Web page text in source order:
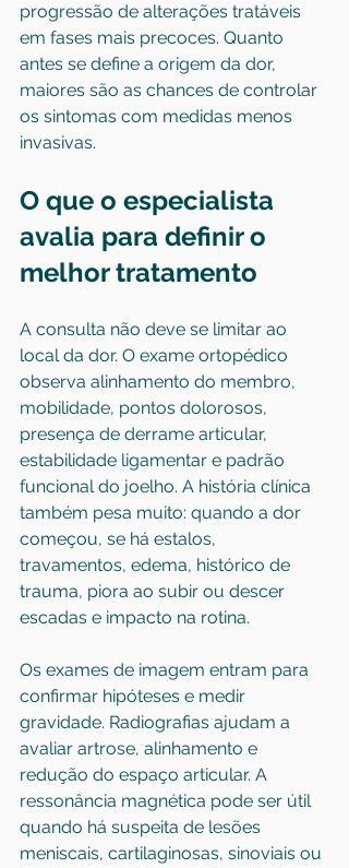
progressão de alterações tratáveis
em fases mais precoces. Quanto
antes se define a origem da dor,
maiores são as chances de controlar
os sintomas com medidas menos
invasivas.
O que o especialista
avalia para definir o
melhor tratamento
A consulta não deve se limitar ao
local da dor. O exame ortopédico
observa alinhamento do membro,
mobilidade, pontos dolorosos,
presença de derrame articular,
estabilidade ligamentar e padrão
funcional do joelho. A história clínica
também pesa muito: quando a dor
começou, se há estalos,
travamentos, edema, histórico de
trauma, piora ao subir ou descer
escadas e impacto na rotina.
Os exames de imagem entram para
confirmar hipóteses e medir
gravidade. Radiografias ajudam a
avaliar artrose, alinhamento e
redução do espaço articular. A
ressonância magnética pode ser útil
quando há suspeita de lesões
meniscais, cartilaginosas, sinoviais ou